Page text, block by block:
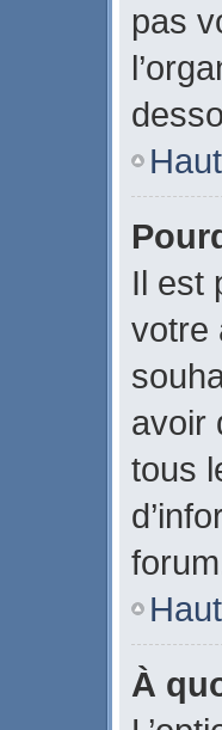
pas
Haut
Il est
votre
avoir
tous
Haut
À